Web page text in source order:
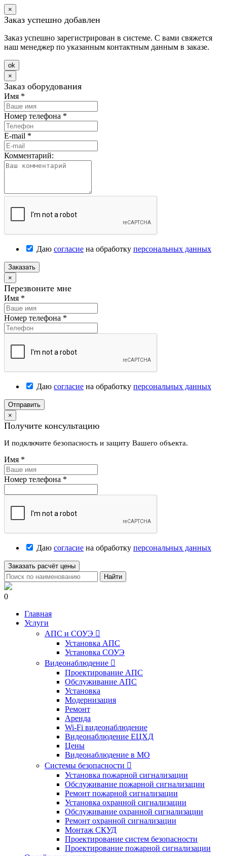
×
Заказ успешно добавлен
Заказ успешно зарегистрирован в системе. С вами свяжется
наш менеджер по указанным контактным данным в заказе.
оk
×
Заказ оборудования
Имя *
Номер телефона *
E-mail *
Комментарий:
Даю согласие на обработку персональных данных
Заказать
×
Перезвоните мне
Имя *
Номер телефона *
Даю согласие на обработку персональных данных
Отправить
×
Получите консультацию
И подключите безопасность и защиту Вашего объекта.
Имя *
Номер телефона *
Даю согласие на обработку персональных данных
Заказать расчёт цены
Найти
0
Главная
Услуги
АПС и СОУЭ 
Установка АПС
Установка СОУЭ
Видеонаблюдение 
Проектирование АПС
Обслуживание АПС
Установка
Модернизация
Ремонт
Аренда
Wi-Fi видеонаблюдение
Видеонаблюдение ЕЦХД
Цены
Видеонаблюдение в МО
Системы безопасности 
Установка пожарной сигнализации
Обслуживание пожарной сигнализации
Ремонт пожарной сигнализации
Установка охранной сигнализации
Обслуживание охранной сигнализации
Ремонт охранной сигнализации
Монтаж СКУД
Проектирование систем безопасности
Проектирование пожарной сигнализации